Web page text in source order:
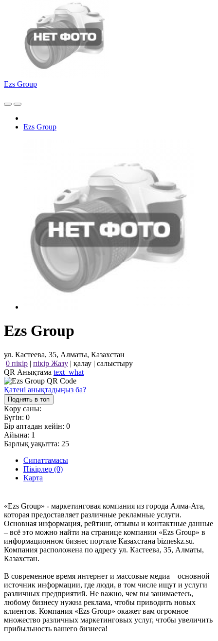
Ezs Group
Ezs Group
Ezs Group
ул. Кастеева, 35, Алматы, Казахстан
0 пікір | пікір Жазу | қалау | салыстыру
QR Анықтама text_what
Қатені анықтадыңыз ба?
Поднять в топ
Көру саны:
Бүгін: 0
Бір аптадан кейін: 0
Айына: 1
Барлық уақытта: 25
Сипаттамасы
Пікірлер (0)
Карта
«Ezs Group» - маркетинговая компания из города Алма-Ата,
которая предоставляет различные рекламные услуги.
Основная информация, рейтинг, отзывы и контактные данные
– всё это можно найти на странице компании «Ezs Group» в
информационном бизнес портале Казахстана bizneskz.su.
Компания расположена по адресу ул. Кастеева, 35, Алматы,
Казахстан.
В современное время интернет и массовые медиа – основной
источник информации, где люди, в том числе ищут и услуги
различных предприятий. Не важно, чем вы занимаетесь,
любому бизнесу нужна реклама, чтобы приводить новых
клиентов. Компания «Ezs Group» окажет вам огромное
множество различных маркетинговых услуг, чтобы увеличить
прибыльность вашего бизнеса!